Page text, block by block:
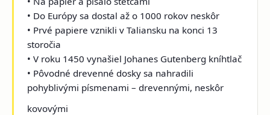
• Do Európy sa dostal až o 1000 rokov neskôr
• Prvé papiere vznikli v Taliansku na konci 13
storočia
• V roku 1450 vynašiel Johanes Gutenberg kníhtlač
• Pôvodné drevenné dosky sa nahradili
pohyblivými písmenami – drevennými, neskôr
kovovými